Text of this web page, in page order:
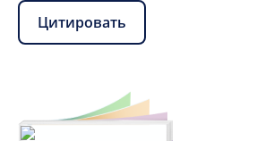
Цитировать